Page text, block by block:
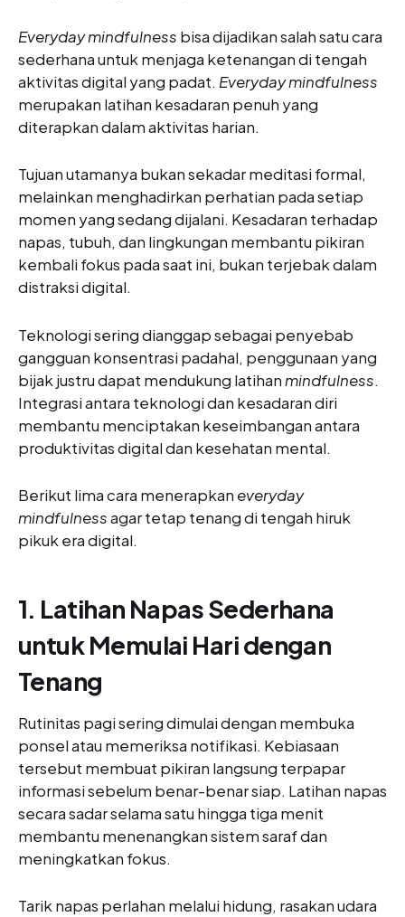
Everyday mindfulness bisa dijadikan salah satu cara
sederhana untuk menjaga ketenangan di tengah
aktivitas digital yang padat. Everyday mindfulness
merupakan latihan kesadaran penuh yang
diterapkan dalam aktivitas harian.
Tujuan utamanya bukan sekadar meditasi formal,
melainkan menghadirkan perhatian pada setiap
momen yang sedang dijalani. Kesadaran terhadap
napas, tubuh, dan lingkungan membantu pikiran
kembali fokus pada saat ini, bukan terjebak dalam
distraksi digital.
Teknologi sering dianggap sebagai penyebab
gangguan konsentrasi padahal, penggunaan yang
bijak justru dapat mendukung latihanmindfulness.
Integrasi antara teknologi dan kesadaran diri
membantu menciptakan keseimbangan antara
produktivitas digital dan kesehatan mental.
Berikut lima cara menerapkan everyday
mindfulnessagar tetap tenang di tengah hiruk
pikuk era digital.
1. Latihan Napas Sederhana
untuk Memulai Hari dengan
Tenang
Rutinitas pagi sering dimulai dengan membuka
ponsel atau memeriksa notifikasi. Kebiasaan
tersebut membuat pikiran langsung terpapar
informasi sebelum benar-benar siap. Latihan napas
secara sadar selama satu hingga tiga menit
membantu menenangkan sistem saraf dan
meningkatkan fokus.
Tarik napas perlahan melalui hidung, rasakan udara